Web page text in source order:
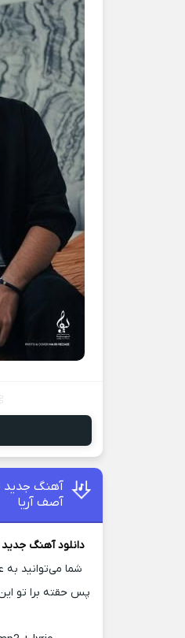
آهنگ جدید
آصف آریا
دانلود آهنگ جدید
شما می‌توانید به
پس حقته برا تو